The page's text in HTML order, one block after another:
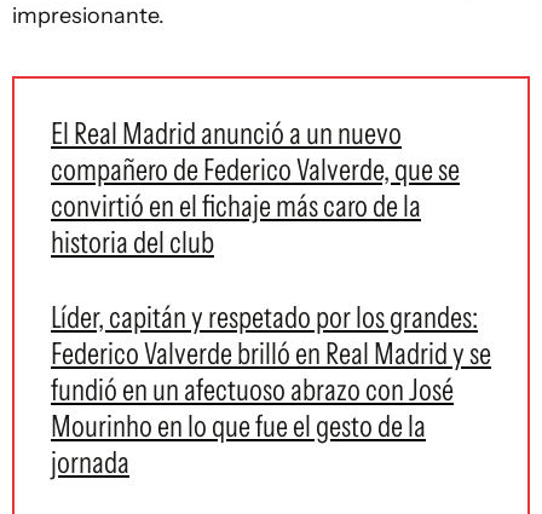
impresionante.
El Real Madrid anunció a un nuevo
compañero de Federico Valverde, que se
convirtió en el fichaje más caro de la
historia del club
Líder, capitán y respetado por los grandes:
Federico Valverde brilló en Real Madrid y se
fundió en un afectuoso abrazo con José
Mourinho en lo que fue el gesto de la
jornada